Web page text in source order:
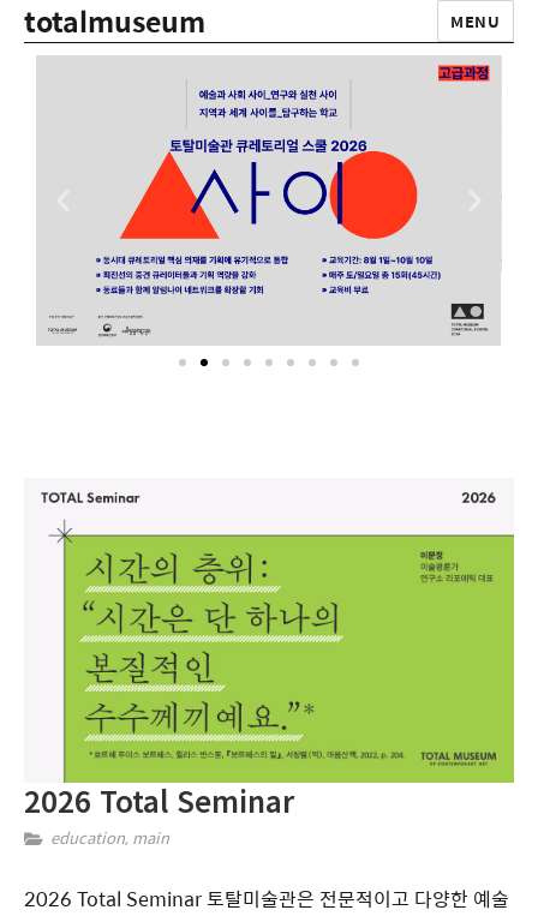
totalmuseum MENU
2026 Total Seminar
education, main
2026 Total Seminar 토탈미술관은 전문적이고 다양한 예술